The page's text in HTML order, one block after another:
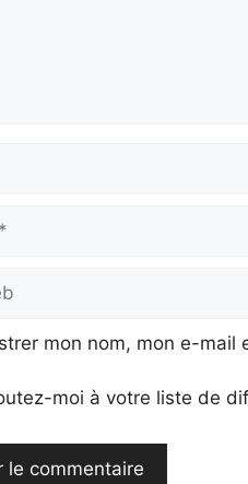
mon nom, mon e-
moi à votre liste de